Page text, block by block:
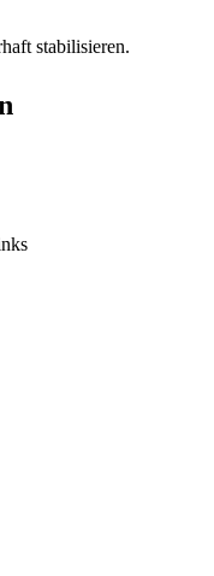
stabilisieren.